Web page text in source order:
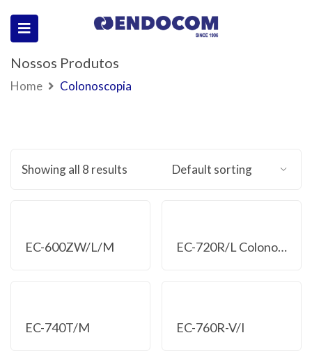
Nossos Produtos
Home Colonoscopia
Showing all 8 results
EC-600ZW/L/M EC-720R/L Colonoscópio
EC-740T/M EC-760R-V/I